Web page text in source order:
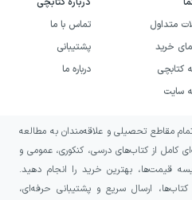
از بیرون، بلکه از درون
درباره بحران
قدیمی و جست‌وجوی
که ادبیات زنانه و
بر زنان را دنبال
برقرار کنند.
متداول
خرید
کتابچی
سایت
تماس با ما
پشتیبانی
درباره ما
مقاطع تحصیلی و علاقه‌مندان به مطالعه
کامل از کتاب‌های درسی، کنکوری، عمومی و
قیمت‌ها، بهترین خرید را انجام دهید.
ارسال سریع و پشتیبانی حرفه‌ای،